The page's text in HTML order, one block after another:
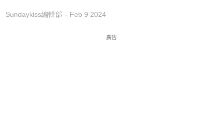
Sundaykiss編輯部 Feb 9 2024
廣告